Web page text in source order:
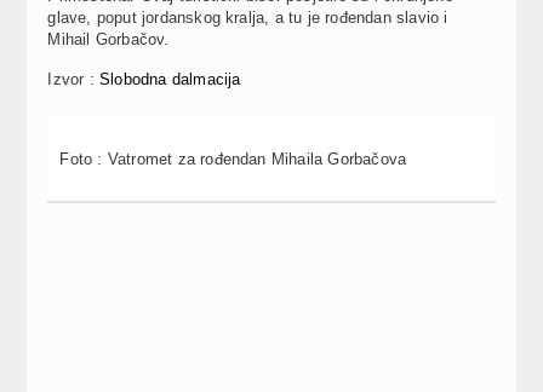
glave, poput jordanskog kralja, a tu je rođendan slavio i
Mihail Gorbačov.
Izvor : Slobodna dalmacija
Foto : Vatromet za rođendan Mihaila Gorbačova